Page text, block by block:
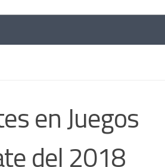
en Juegos
del 2018